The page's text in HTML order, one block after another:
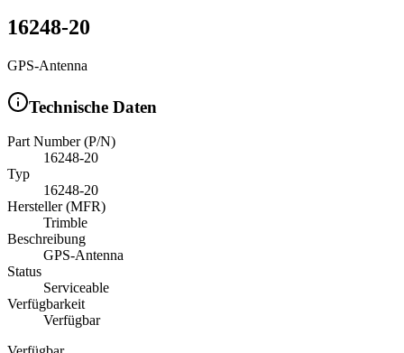
16248-20
GPS-Antenna
Technische Daten
Part Number (P/N)
16248-20
Typ
16248-20
Hersteller (MFR)
Trimble
Beschreibung
GPS-Antenna
Status
Serviceable
Verfügbarkeit
Verfügbar